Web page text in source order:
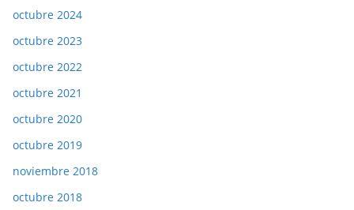
octubre 2024
octubre 2023
octubre 2022
octubre 2021
octubre 2020
octubre 2019
noviembre 2018
octubre 2018